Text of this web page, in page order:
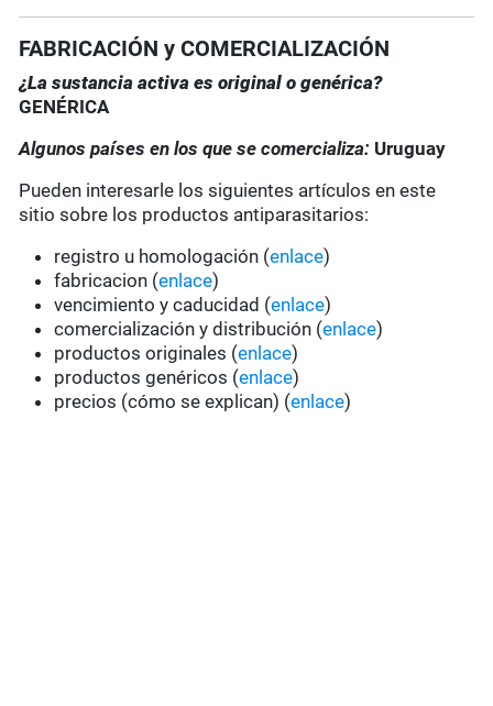
FABRICACIÓN y COMERCIALIZACIÓN
¿La sustancia activa es original o genérica?
GENÉRICA
Algunos países en los que se comercializa: Uruguay
Pueden interesarle los siguientes artículos en este
sitio sobre los productos antiparasitarios:
registro u homologación (enlace)
fabricacion (enlace)
vencimiento y caducidad (enlace)
comercialización y distribución (enlace)
productos originales (enlace)
productos genéricos (enlace)
precios (cómo se explican) (enlace)